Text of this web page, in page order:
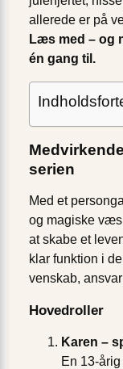
allerede er på
Læs med – og
én gang til.
serien
Med et
og magiske
at skabe et
klar funktion i
venskab,
Hovedroller
Karen –
En 13-